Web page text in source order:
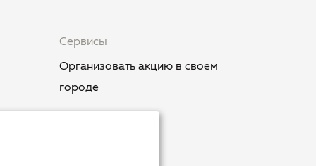
Сервисы
Организовать акцию в своем
городе